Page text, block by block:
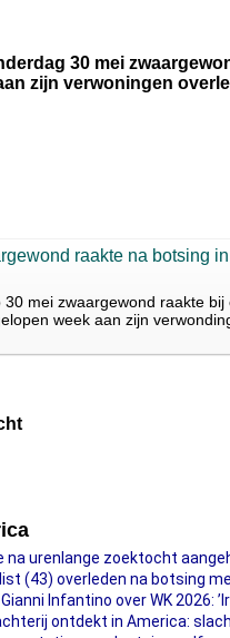
30 mei
zijn verwoningen
raakte na botsing
30 mei zwaargewond raakte
week aan zijn
na urenlange zoektocht
(43) overleden na botsing
Gianni Infantino over WK 2026:
ontdekt in America: